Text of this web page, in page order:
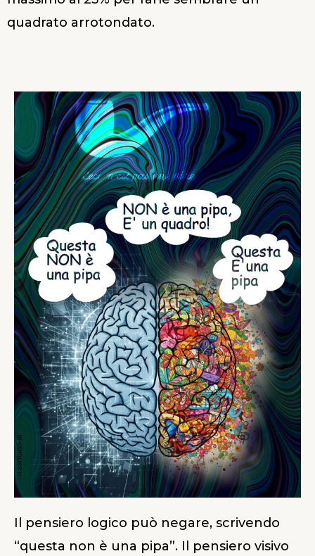
quadrato arrotondato.
Il pensiero logico può negare, scrivendo
“questa non è una pipa”. Il pensiero visivo